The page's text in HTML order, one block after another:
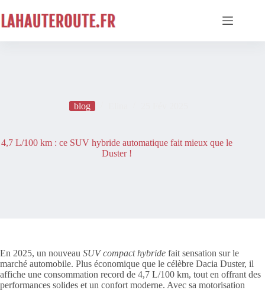
au
contenu
blog
4,7 L/100 km : ce SUV hybride automatique fait mieux que le
Duster !
En 2025, un nouveau SUV compact hybride fait sensation sur le
marché automobile. Plus économique que le célèbre Dacia Duster, il
affiche une consommation record de 4,7 L/100 km, tout en offrant des
performances solides et un confort moderne. Avec sa motorisation